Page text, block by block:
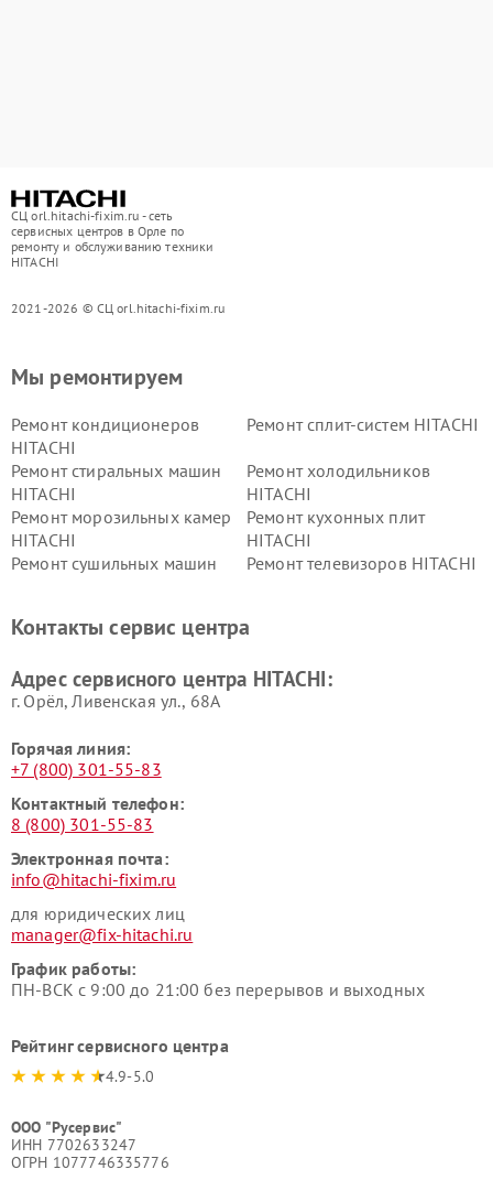
СЦ orl.hitachi-fixim.ru - сеть
сервисных центров в Орле по
ремонту и обслуживанию техники
HITACHI
2021-2026 © СЦ orl.hitachi-fixim.ru
Мы ремонтируем
Ремонт кондиционеров
HITACHI
Ремонт сплит-систем HITACHI
Ремонт стиральных машин
HITACHI
Ремонт холодильников
HITACHI
Ремонт морозильных камер
HITACHI
Ремонт кухонных плит
HITACHI
Ремонт сушильных машин
Ремонт телевизоров HITACHI
данных HITACHI
HITACHI
HITACHI
HITACHI
Контакты сервис центра
Адрес сервисного центра HITACHI:
г. Орёл, Ливенская ул., 68А
Горячая линия:
+7 (800) 301-55-83
Контактный телефон:
8 (800) 301-55-83
Электронная почта:
info@hitachi-fixim.ru
для юридических лиц
manager@fix-hitachi.ru
График работы:
ПН-ВСК с 9:00 до 21:00 без перерывов и выходных
Рейтинг сервисного центра
4.9-5.0
ООО "Русервис"
ИНН 7702633247
ОГРН 1077746335776